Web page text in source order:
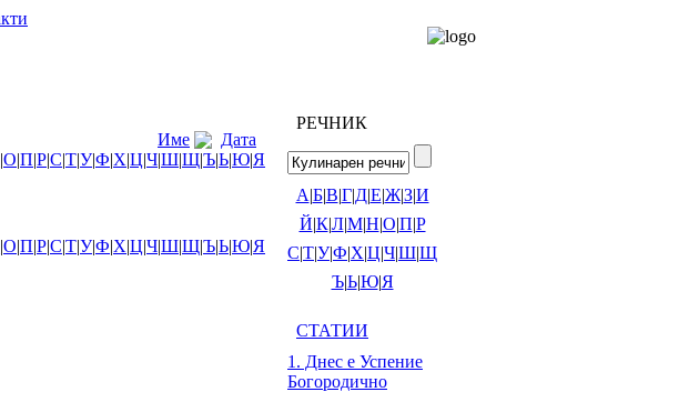
Име
Дата
|О|П|Р|С|Т|У|Ф|Х|Ц|Ч|Ш|Щ|Ъ|Ь|Ю|Я
|О|П|Р|С|Т|У|Ф|Х|Ц|Ч|Ш|Щ|Ъ|Ь|Ю|Я
РЕЧНИК
А|Б|В|Г|Д|Е|Ж|З|И
Й|К|Л|М|Н|О|П|Р
С|Т|У|Ф|Х|Ц|Ч|Ш|Щ
Ъ|Ь|Ю|Я
СТАТИИ
1. Днес е Успение
Богородично